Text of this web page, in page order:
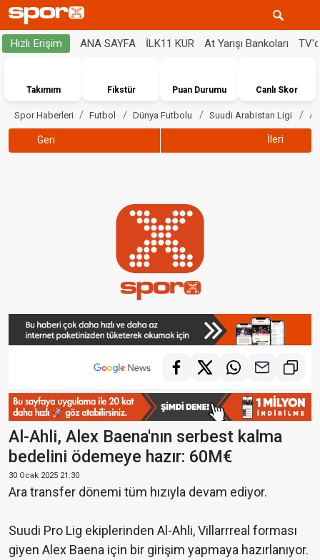
Hızlı Erişim ANA SAYFA İLK11 KUR At Yarışı Bankoları
Takımım Fikstür Puan Durumu Canlı Skor
Spor Haberleri Futbol Dünya Futbolu Suudi Arabistan Ligi
Geri İleri
Al-Ahli, Alex Baena'nın serbest kalma
bedelini ödemeye hazır: 60M€
30 Ocak 2025 21:30
Ara transfer dönemi tüm hızıyla devam ediyor.
Suudi Pro Lig ekiplerinden Al-Ahli, Villarrreal forması
giyen Alex Baena için bir girişim yapmaya hazırlanıyor.